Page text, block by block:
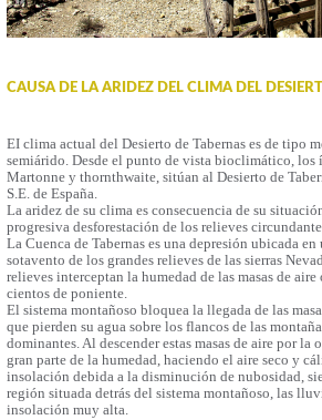
CAUSA DE LA ARIDEZ DEL CLIMA DEL
EI clima actual del Desierto de Tabernas es de tipo
semiárido. Desde el punto de vista bioclimático, los
Martonne y thornthwaite, sitúan al Desierto de
S.E. de España.
La aridez de su clima es consecuencia de su
progresiva desforestación de los relieves
La Cuenca de Tabernas es una depresión ubicada
sotavento de los grandes relieves de las sierras
relieves interceptan la humedad de las masas de aire
cientos de poniente.
El sistema montañoso bloquea la llegada de las
que pierden su agua sobre los flancos de las
dominantes. Al descender estas masas de aire por la
gran parte de la humedad, haciendo el aire seco y
insolación debida a la disminución de nubosidad,
región situada detrás del sistema montañoso, las
insolación muy alta.